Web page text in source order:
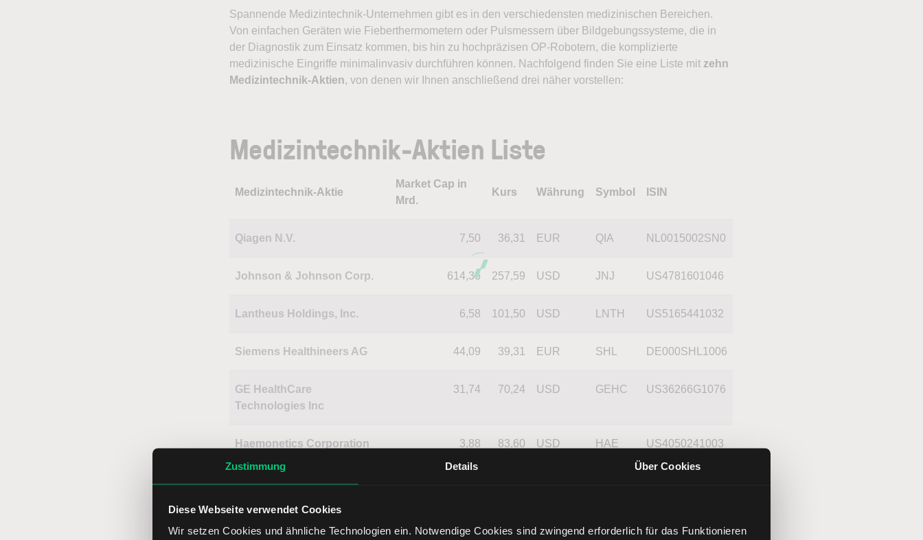
Zustimmung Details Über Cookies
Diese Webseite verwendet Cookies
Wir setzen Cookies und ähnliche Technologien ein. Notwendige Cookies sind zwingend erforderlich für das Funktionieren
Spannende Medizintechnik-Unternehmen gibt es in den verschiedensten medizinischen Bereichen.
Von einfachen Geräten wie Fieberthermometern oder Pulsmessern über Bildgebungssysteme, die in
der Diagnostik zum Einsatz kommen, bis hin zu hochpräzisen OP-Robotern, die komplizierte
medizinische Eingriffe minimalinvasiv durchführen können. Nachfolgend finden Sie eine Liste mit zehn
Medizintechnik-Aktien, von denen wir Ihnen anschließend drei näher vorstellen:
Medizintechnik-Aktien Liste
Medizintechnik-Aktie
Market Cap in
Mrd.
Kurs Währung Symbol ISIN
Qiagen N.V. 7,50 36,31 EUR QIA NL0015002SN0
Johnson & Johnson Corp. 614,36 257,59 USD JNJ US4781601046
Lantheus Holdings, Inc. 6,58 101,50 USD LNTH US5165441032
Siemens Healthineers AG 44,09 39,31 EUR SHL DE000SHL1006
GE HealthCare
Technologies Inc
31,74 70,24 USD GEHC US36266G1076
Haemonetics Corporation 3,88 83,60 USD HAE US4050241003
Fresenius SE & Co. KGaA